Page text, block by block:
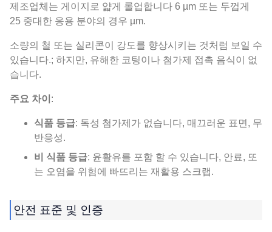
제조업체는 게이지로 얇게 롤업합니다 6 µm 또는 두껍게
25 중대한 응용 분야의 경우 µm.
소량의 철 또는 실리콘이 강도를 향상시키는 것처럼 보일 수
있습니다.; 하지만, 유해한 코팅이나 첨가제 접촉 음식이 없
습니다.
주요 차이 :
식품 등급: 독성 첨가제가 없습니다, 매끄러운 표면, 무
반응성.
비 식품 등급: 윤활유를 포함 할 수 있습니다, 안료, 또
는 오염을 위험에 빠뜨리는 재활용 스크랩.
안전 표준 및 인증